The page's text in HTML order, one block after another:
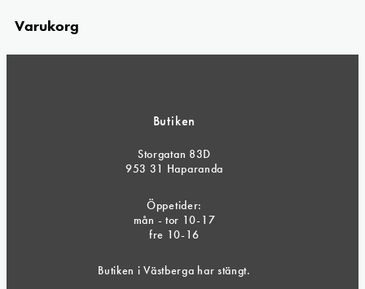
Varukorg
Butiken
Storgatan 83D
953 31 Haparanda
Öppetider:
mån - tor 10-17
fre 10-16
Butiken i Västberga har stängt.